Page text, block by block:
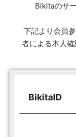
Bikitaのサ
下記より会員
者による本人
BikitaID